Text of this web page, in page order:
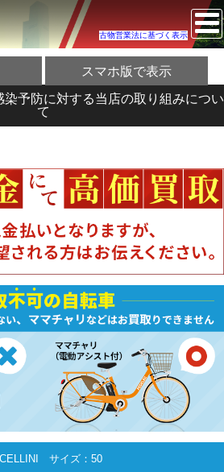
古物営業法に基づく表示
スマホ版で表示
染予防に対する当店の取り組みについ
て
サイズ：50